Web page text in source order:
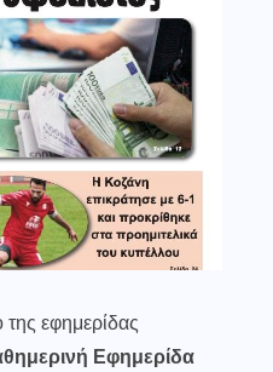
εφημερίδας
Εφημερίδα